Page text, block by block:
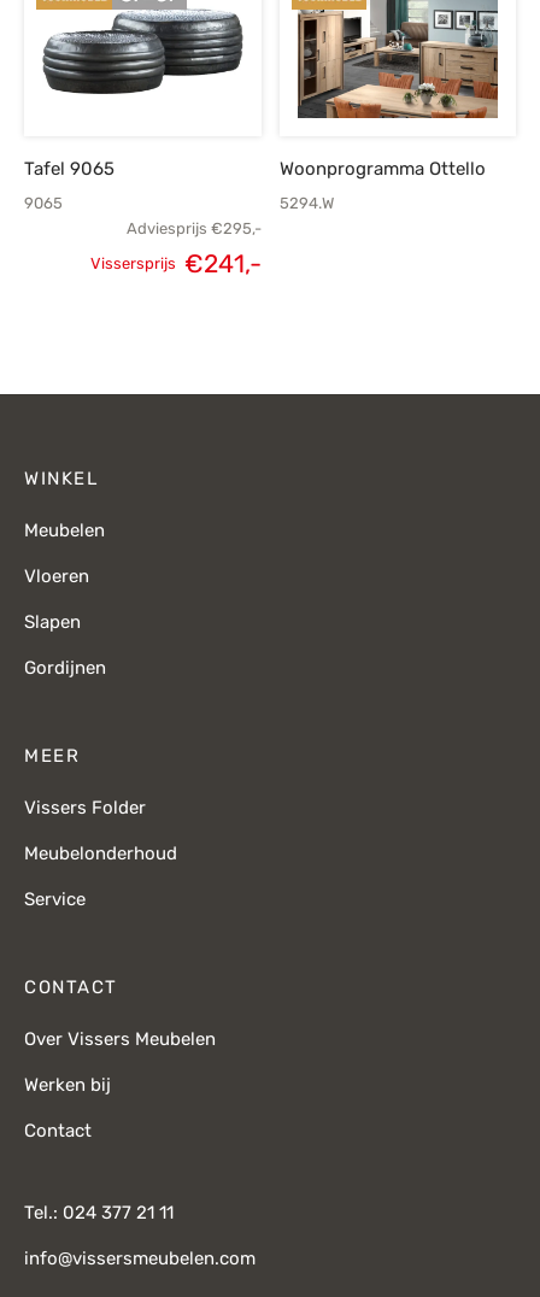
€449,-.
Tafel 9065
9065
Adviesprijs €295,-
Vissersprijs €241,-
Woonprogramma Ottello
5294.W
WINKEL
Meubelen
Vloeren
Slapen
Gordijnen
MEER
Vissers Folder
Meubelonderhoud
Service
CONTACT
Over Vissers Meubelen
Werken bij
Contact
Tel.: 024 377 21 11
info@vissersmeubelen.com